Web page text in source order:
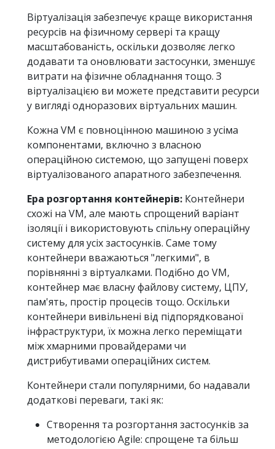
Віртуалізація забезпечує краще використання
ресурсів на фізичному сервері та кращу
масштабованість, оскільки дозволяє легко
додавати та оновлювати застосунки, зменшує
витрати на фізичне обладнання тощо. З
віртуалізацією ви можете представити ресурси
у вигляді одноразових віртуальних машин.
Кожна VM є повноцінною машиною з усіма
компонентами, включно з власною
операційною системою, що запущені поверх
віртуалізованого апаратного забезпечення.
Ера розгортання контейнерів: Контейнери
схожі на VM, але мають спрощений варіант
ізоляції і використовують спільну операційну
систему для усіх застосунків. Саме тому
контейнери вважаються "легкими", в
порівнянні з віртуалками. Подібно до VM,
контейнер має власну файлову систему, ЦПУ,
пам'ять, простір процесів тощо. Оскільки
контейнери вивільнені від підпорядкованої
інфраструктури, їх можна легко переміщати
між хмарними провайдерами чи
дистрибутивами операційних систем.
Контейнери стали популярними, бо надавали
додаткові переваги, такі як:
Створення та розгортання застосунків за
методологією Agile: спрощене та більш